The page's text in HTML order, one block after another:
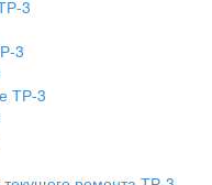
3
3
ТР-3